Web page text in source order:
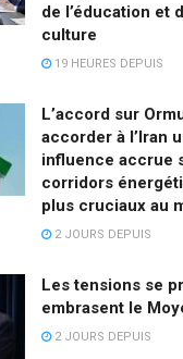
de l’éducation et
culture
19 HEURES DEPUIS
L’accord sur
accorder à l’Iran
influence accrue
corridors
plus cruciaux au
2 JOURS DEPUIS
Les tensions se
embrasent le
2 JOURS DEPUIS